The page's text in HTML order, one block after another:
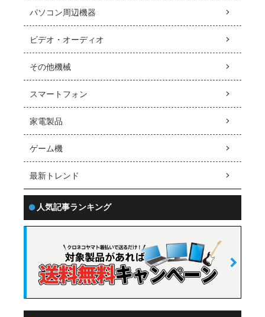
パソコン周辺機器
ビデオ・オーディオ
その他機械
スマートフォン
家電製品
ゲーム機
最新トレンド
人気記事ランキング